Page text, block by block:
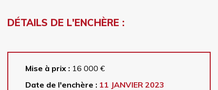
DÉTAILS DE L'ENCHÈRE :
Mise à prix : 16 000 €
Date de l'enchère : 11 JANVIER 2023